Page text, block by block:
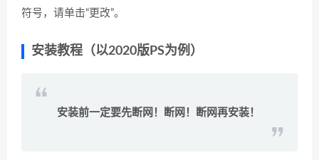
符号，请单击“更改”。
安装教程（以2020版PS为例）
安装前一定要先断网！断网！断网再安装！